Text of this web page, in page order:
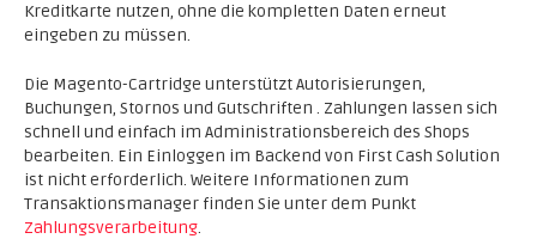
Kreditkarte nutzen, ohne die kompletten Daten erneut
eingeben zu müssen.
Die Magento-Cartridge unterstütztAutorisierungen,
Buchungen, Stornos und Gutschriften . Zahlungen lassen sich
schnell und einfach im Administrationsbereich des Shops
bearbeiten. Ein Einloggen im Backend von First Cash Solution
ist nicht erforderlich. Weitere Informationen zum
Transaktionsmanager finden Sie unter dem Punkt
Zahlungsverarbeitung.